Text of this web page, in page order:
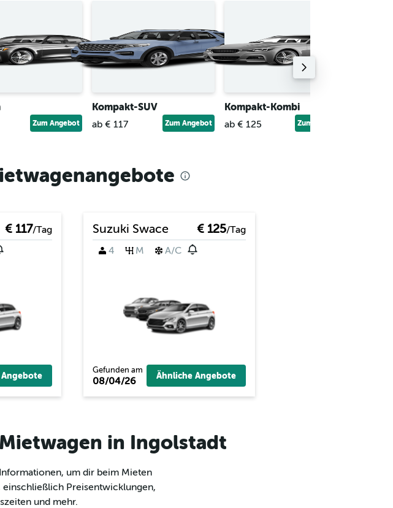
Zum Angebot
Kompakt-SUV
ab € 117 Zum Angebot
Kompakt-Kombi
ab € 125 Zum Angebot
€ 117/Tag
Suzuki Swace € 125/Tag
4
M A/C
Gefunden am
08/04/26 Ähnliche Angebote
in Ingolstadt
um dir beim Mieten
Preisentwicklungen,
und mehr.